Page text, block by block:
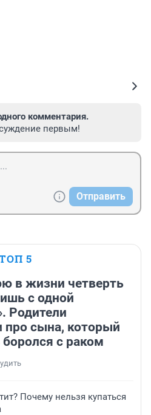
комментария.
первым!
Отправить
5
в жизни четверть
с одной
Родители
про сына, который
с раком
Почему нельзя купаться